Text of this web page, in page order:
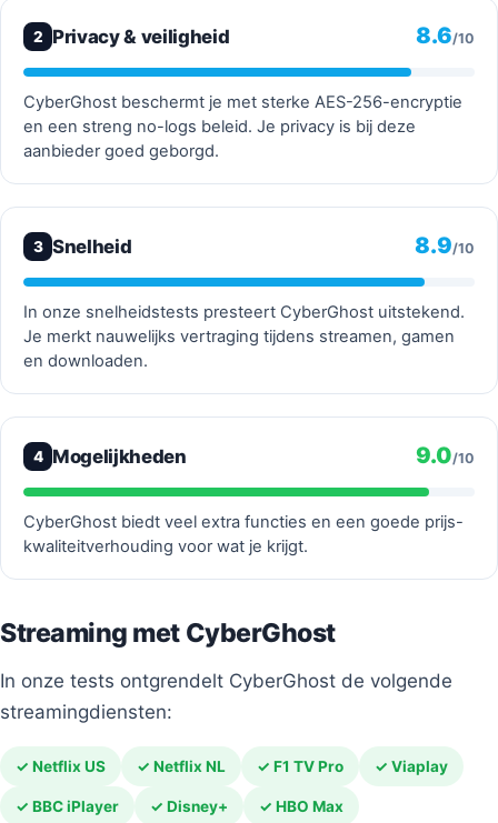
2 Privacy & veiligheid 8.6/10
CyberGhost beschermt je met sterke AES-256-encryptie
en een streng no-logs beleid. Je privacy is bij deze
aanbieder goed geborgd.
3 Snelheid 8.9/10
In onze snelheidstests presteert CyberGhost uitstekend.
Je merkt nauwelijks vertraging tijdens streamen, gamen
en downloaden.
4 Mogelijkheden 9.0/10
CyberGhost biedt veel extra functies en een goede prijs-
kwaliteitverhouding voor wat je krijgt.
Streaming met CyberGhost
In onze tests ontgrendelt CyberGhost de volgende
streamingdiensten:
✓ Netflix US ✓ Netflix NL ✓ F1 TV Pro ✓ Viaplay
✓ BBC iPlayer ✓ Disney+ ✓ HBO Max